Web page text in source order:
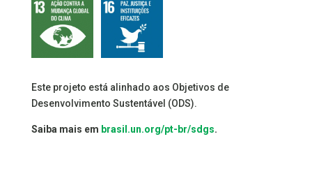
Este projeto está alinhado aos Objetivos de
Desenvolvimento Sustentável (ODS).
Saiba mais em brasil.un.org/pt-br/sdgs.